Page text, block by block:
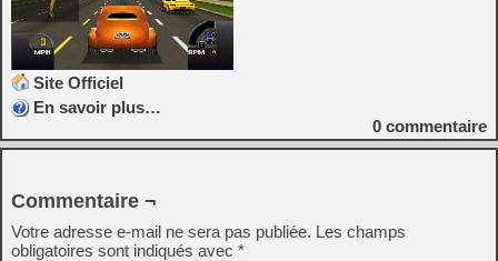
Site Officiel
En savoir plus…
0 commentaire
Commentaire ¬
Votre adresse e-mail ne sera pas publiée. Les champs
obligatoires sont indiqués avec *